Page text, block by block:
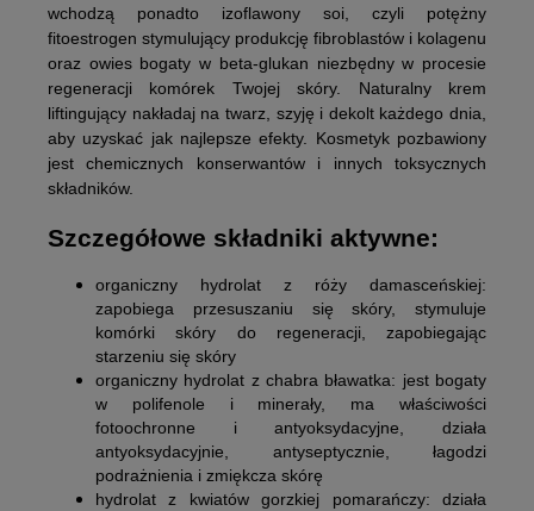
wchodzą ponadto izoflawony soi, czyli potężny
fitoestrogen stymulujący produkcję fibroblastów i kolagenu
oraz owies bogaty w beta-glukan niezbędny w procesie
regeneracji komórek Twojej skóry. Naturalny krem
liftingujący nakładaj na twarz, szyję i dekolt każdego dnia,
aby uzyskać jak najlepsze efekty. Kosmetyk pozbawiony
jest chemicznych konserwantów i innych toksycznych
składników.
Szczegółowe składniki aktywne:
organiczny hydrolat z róży damasceńskiej:
zapobiega przesuszaniu się skóry, stymuluje
komórki skóry do regeneracji, zapobiegając
starzeniu się skóry
organiczny hydrolat z chabra bławatka: jest bogaty
w polifenole i minerały, ma właściwości
fotoochronne i antyoksydacyjne, działa
antyoksydacyjnie, antyseptycznie, łagodzi
podrażnienia i zmiękcza skórę
hydrolat z kwiatów gorzkiej pomarańczy: działa